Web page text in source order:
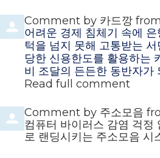
Comment by 카드깡 from
어려운 경제 침체기 속에
턱을 넘지 못해 고통받는
당한 신용한도를 활용하는
비 조달의 든든한 동반자가
Read full comment
Comment by 주소모음
컴퓨터 바이러스 감염 걱정
로 랜딩시키는 주소모음 시